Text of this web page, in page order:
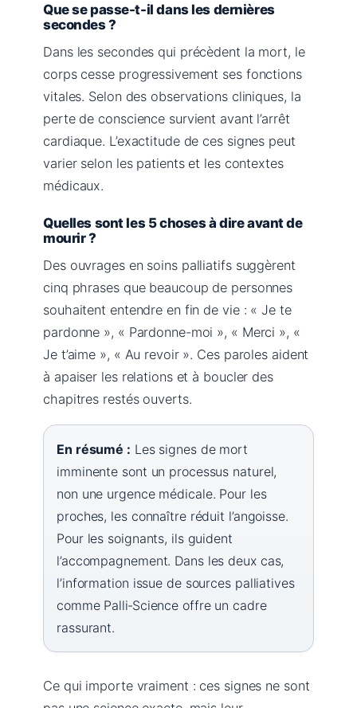
Que se passe-t-il dans les dernières
secondes ?
Dans les secondes qui précèdent la mort, le
corps cesse progressivement ses fonctions
vitales. Selon des observations cliniques, la
perte de conscience survient avant l’arrêt
cardiaque. L’exactitude de ces signes peut
varier selon les patients et les contextes
médicaux.
Quelles sont les 5 choses à dire avant de
mourir ?
Des ouvrages en soins palliatifs suggèrent
cinq phrases que beaucoup de personnes
souhaitent entendre en fin de vie : « Je te
pardonne », « Pardonne-moi », « Merci », «
Je t’aime », « Au revoir ». Ces paroles aident
à apaiser les relations et à boucler des
chapitres restés ouverts.
En résumé : Les signes de mort
imminente sont un processus naturel,
non une urgence médicale. Pour les
proches, les connaître réduit l’angoisse.
Pour les soignants, ils guident
l’accompagnement. Dans les deux cas,
l’information issue de sources palliatives
comme Palli‑Science offre un cadre
rassurant.
Ce qui importe vraiment : ces signes ne sont